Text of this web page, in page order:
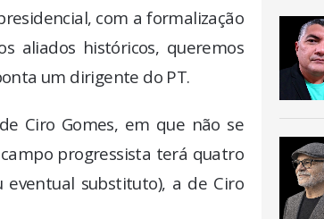
com a formalização
aliados históricos, queremos
um dirigente do PT.
Ciro Gomes, em que não se
progressista terá quatro
substituto), a de Ciro